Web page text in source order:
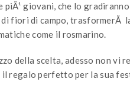
piÃ¹ giovani, che lo
fiori di campo, trasformerÃ
come il rosmarino.
della scelta, adesso non vi
il regalo perfetto per la sua